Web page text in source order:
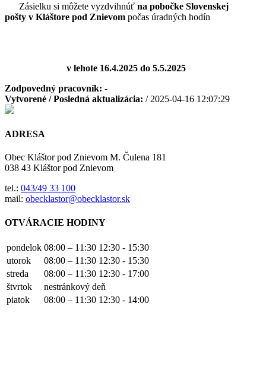
Zásielku si môžete vyzdvihnúť na pobočke Slovenskej
pošty v Kláštore pod Znievom počas úradných hodín
v lehote 16.4.2025 do 5.5.2025
Zodpovedný pracovník: -
Vytvorené / Posledná aktualizácia: / 2025-04-16 12:07:29
ADRESA
Obec Kláštor pod Znievom M. Čulena 181
038 43 Kláštor pod Znievom
tel.: 043/49 33 100
mail: obecklastor@obecklastor.sk
OTVÁRACIE HODINY
pondelok 08:00 – 11:30 12:30 - 15:30
utorok
08:00 – 11:30 12:30 - 15:30
streda
08:00 – 11:30 12:30 - 17:00
štvrtok
nestránkový deň
piatok
08:00 – 11:30 12:30 - 14:00